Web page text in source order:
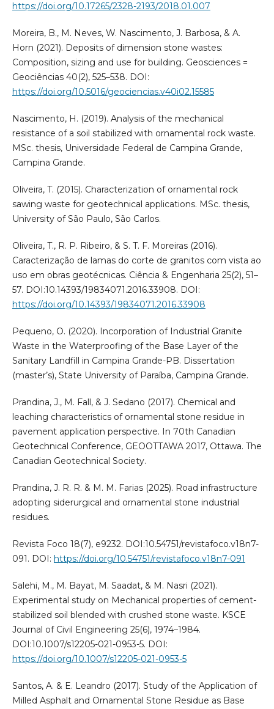
https://doi.org/10.17265/2328-2193/2018.01.007
Moreira, B., M. Neves, W. Nascimento, J. Barbosa, & A.
Horn (2021). Deposits of dimension stone wastes:
Composition, sizing and use for building. Geosciences =
Geociências 40(2), 525–538. DOI:
https://doi.org/10.5016/geociencias.v40i02.15585
Nascimento, H. (2019). Analysis of the mechanical
resistance of a soil stabilized with ornamental rock waste.
MSc. thesis, Universidade Federal de Campina Grande,
Campina Grande.
Oliveira, T. (2015). Characterization of ornamental rock
sawing waste for geotechnical applications. MSc. thesis,
University of São Paulo, São Carlos.
Oliveira, T., R. P. Ribeiro, & S. T. F. Moreiras (2016).
Caracterização de lamas do corte de granitos com vista ao
uso em obras geotécnicas. Ciência & Engenharia 25(2), 51–
57. DOI:10.14393/19834071.2016.33908. DOI:
https://doi.org/10.14393/19834071.2016.33908
Pequeno, O. (2020). Incorporation of Industrial Granite
Waste in the Waterproofing of the Base Layer of the
Sanitary Landfill in Campina Grande-PB. Dissertation
(master’s), State University of Paraíba, Campina Grande.
Prandina, J., M. Fall, & J. Sedano (2017). Chemical and
leaching characteristics of ornamental stone residue in
pavement application perspective. In 70th Canadian
Geotechnical Conference, GEOOTTAWA 2017, Ottawa. The
Canadian Geotechnical Society.
Prandina, J. R. R. & M. M. Farias (2025). Road infrastructure
adopting siderurgical and ornamental stone industrial
residues.
Revista Foco 18(7), e9232. DOI:10.54751/revistafoco.v18n7-
091. DOI: https://doi.org/10.54751/revistafoco.v18n7-091
Salehi, M., M. Bayat, M. Saadat, & M. Nasri (2021).
Experimental study on Mechanical properties of cement-
stabilized soil blended with crushed stone waste. KSCE
Journal of Civil Engineering 25(6), 1974–1984.
DOI:10.1007/s12205-021-0953-5. DOI:
https://doi.org/10.1007/s12205-021-0953-5
Santos, A. & E. Leandro (2017). Study of the Application of
Milled Asphalt and Ornamental Stone Residue as Base